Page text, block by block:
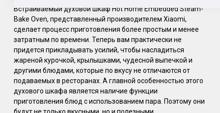
Встраиваемый духовой шкаф Hot Home Embedded Steam-
Bake Oven, представленный производителем Xiaomi,
сделает процесс приготовления более простым и менее
затратным по времени. Теперь вам практически не
придется прикладывать усилий, чтобы насладиться
жареной курочкой, крылышками, чудесной выпечкой и
другими блюдами, которые по вкусу не отличаются от
подаваемых в ресторанах. А главной особенностью этого
духового шкафа является наличие функции
приготовления блюд с использованием пара. Поэтому они
будут не только вкусными, но и полезными.